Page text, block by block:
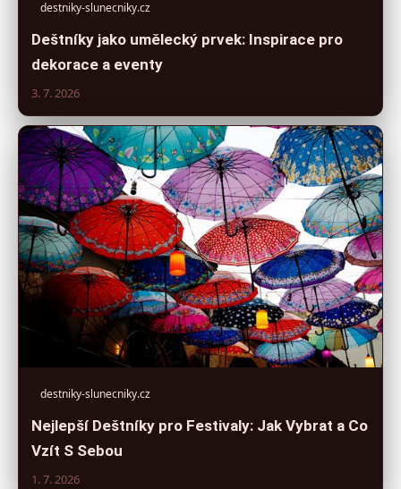
destniky-slunecniky.cz
Deštníky jako umělecký prvek: Inspirace pro
dekorace a eventy
3. 7. 2026
destniky-slunecniky.cz
Nejlepší Deštníky pro Festivaly: Jak Vybrat a Co
Vzít S Sebou
1. 7. 2026